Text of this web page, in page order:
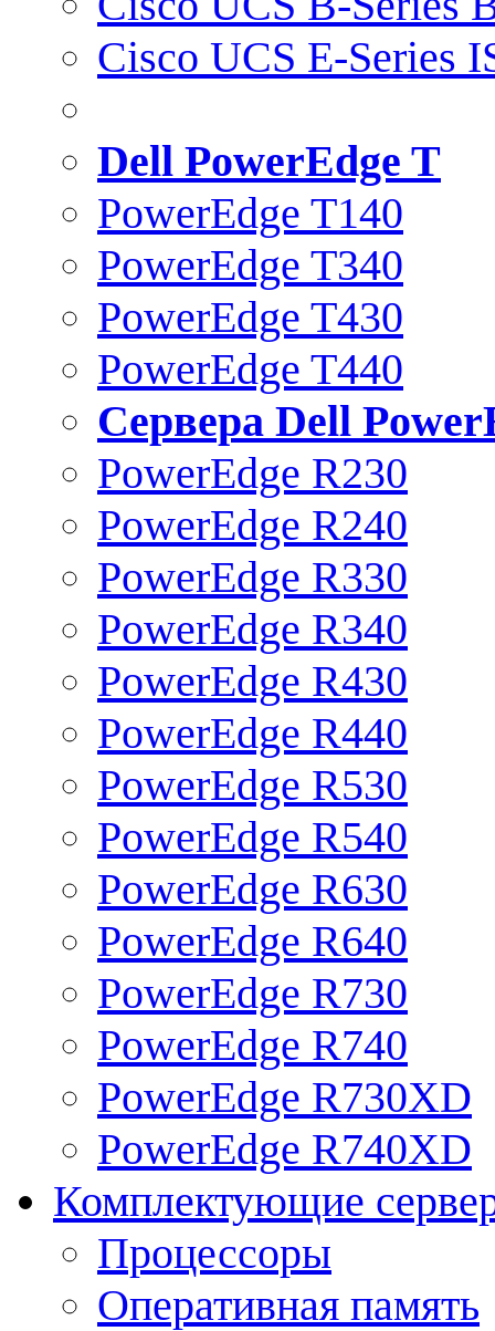
Cisco UCS E-Series
Dell PowerEdge T
PowerEdge T140
PowerEdge T340
PowerEdge T430
PowerEdge T440
Сервера Dell
PowerEdge R230
PowerEdge R240
PowerEdge R330
PowerEdge R340
PowerEdge R430
PowerEdge R440
PowerEdge R530
PowerEdge R540
PowerEdge R630
PowerEdge R640
PowerEdge R730
PowerEdge R740
PowerEdge R730XD
PowerEdge R740XD
Комплектующие
Процессоры
Оперативная память